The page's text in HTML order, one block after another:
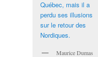
Maurice Dumas